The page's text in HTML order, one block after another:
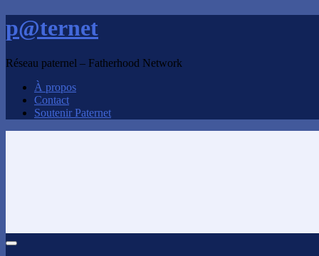
p@ternet
Réseau paternel – Fatherhood Network
À propos
Contact
Soutenir Paternet